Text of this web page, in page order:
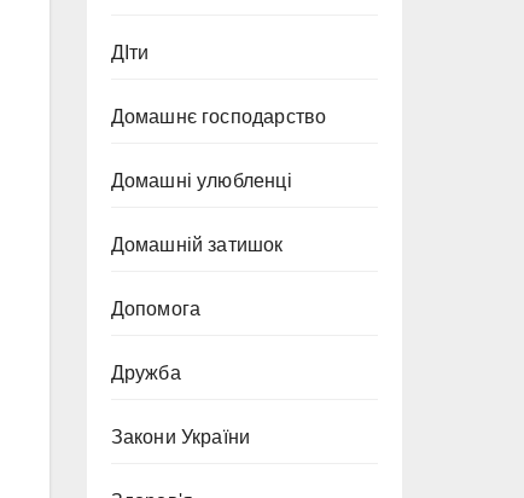
ДІти
Домашнє господарство
Домашні улюбленці
Домашній затишок
Допомога
Дружба
Закони України